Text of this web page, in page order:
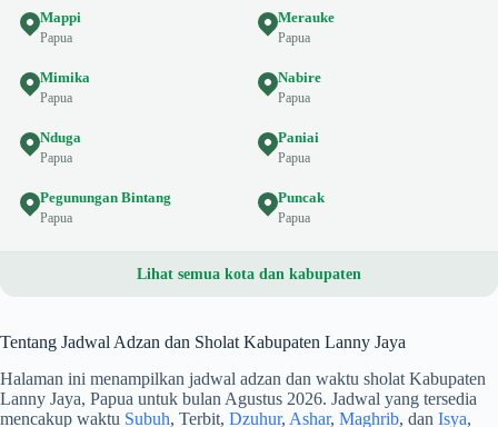
Mappi
Papua
Merauke
Papua
Mimika
Papua
Nabire
Papua
Nduga
Papua
Paniai
Papua
Pegunungan Bintang
Papua
Puncak
Papua
Lihat semua kota dan kabupaten
Tentang Jadwal Adzan dan Sholat Kabupaten Lanny Jaya
Halaman ini menampilkan jadwal adzan dan waktu sholat Kabupaten
Lanny Jaya, Papua untuk bulan Agustus 2026. Jadwal yang tersedia
mencakup waktu Subuh, Terbit, Dzuhur, Ashar, Maghrib, dan Isya,